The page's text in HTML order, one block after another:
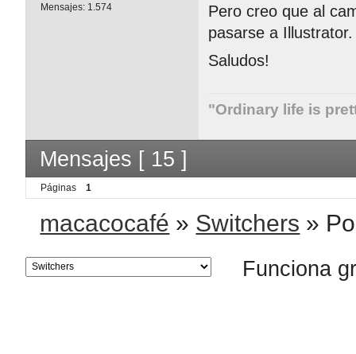
Mensajes: 1.574
Pero creo que al
pasarse a Illustrator.
Saludos!
"Ordinary life is
Mensajes [ 15 ]
Páginas 1
macacocafé » Switchers »
Funciona